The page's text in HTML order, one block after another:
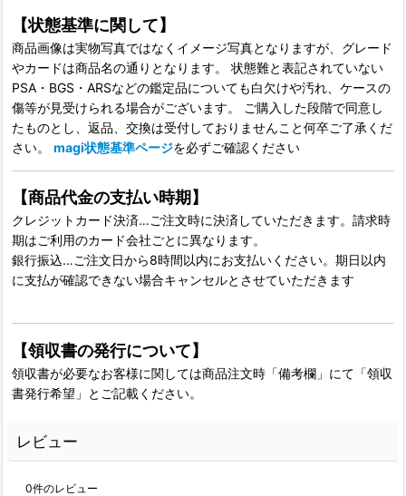
【状態基準に関して】
商品画像は実物写真ではなくイメージ写真となりますが、グレード
やカードは商品名の通りとなります。 状態難と表記されていない
PSA・BGS・ARSなどの鑑定品についても白欠けや汚れ、ケースの
傷等が見受けられる場合がございます。 ご購入した段階で同意し
たものとし、返品、交換は受付しておりませんこと何卒ご了承くだ
さい。 magi状態基準ページを必ずご確認ください
【商品代金の支払い時期】
クレジットカード決済…ご注文時に決済していただきます。請求時
期はご利用のカード会社ごとに異なります。
銀行振込…ご注文日から8時間以内にお支払いください。期日以内
に支払が確認できない場合キャンセルとさせていただきます
【領収書の発行について】
領収書が必要なお客様に関しては商品注文時「備考欄」にて「領収
書発行希望」とご記載ください。
レビュー
0件のレビュー